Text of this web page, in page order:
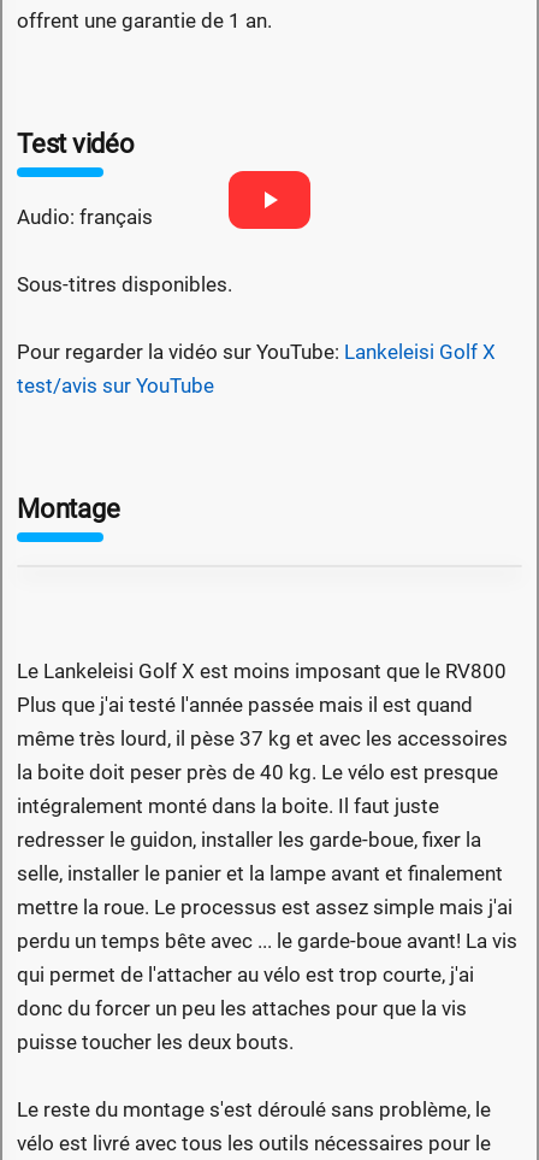
offrent une garantie de 1 an.
Test vidéo
Audio: français
Sous-titres disponibles.
Pour regarder la vidéo sur YouTube: Lankeleisi Golf X
test/avis sur YouTube
Montage
Le Lankeleisi Golf X est moins imposant que le RV800
Plus que j'ai testé l'année passée mais il est quand
même très lourd, il pèse 37 kg et avec les accessoires
la boite doit peser près de 40 kg. Le vélo est presque
intégralement monté dans la boite. Il faut juste
redresser le guidon, installer les garde-boue, fixer la
selle, installer le panier et la lampe avant et finalement
mettre la roue. Le processus est assez simple mais j'ai
perdu un temps bête avec ... le garde-boue avant! La vis
qui permet de l'attacher au vélo est trop courte, j'ai
donc du forcer un peu les attaches pour que la vis
puisse toucher les deux bouts.
Le reste du montage s'est déroulé sans problème, le
vélo est livré avec tous les outils nécessaires pour le